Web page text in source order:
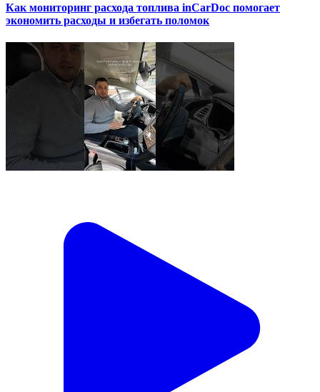
Как мониторинг расхода топлива inCarDoc помогает
экономить расходы и избегать поломок